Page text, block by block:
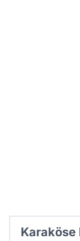
Karaköse